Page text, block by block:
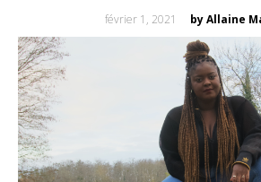
Posted
février 1, 2021 by Allaine